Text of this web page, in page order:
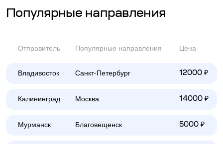
Популярные направления
Отправитель Популярные направления Цена
Владивосток Санкт-Петербург 12000 ₽
Калининград Москва 14000 ₽
Мурманск Благовещенск 5000 ₽